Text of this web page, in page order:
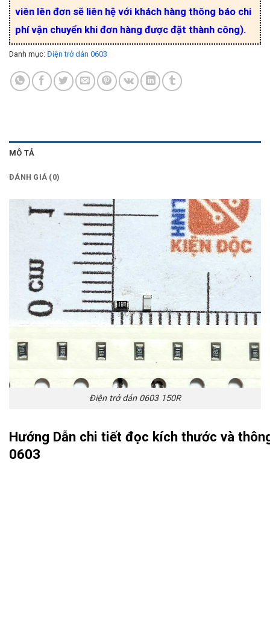
viên lên đơn sẽ liên hệ với khách hàng thông báo chi
phí vận chuyển khi đơn hàng được đặt thành công).
Danh mục: Điện trở dán 0603
MÔ TẢ
ĐÁNH GIÁ (0)
Điện trở dán 0603 150R
Hướng Dẫn chi tiết đọc kích thước và
0603